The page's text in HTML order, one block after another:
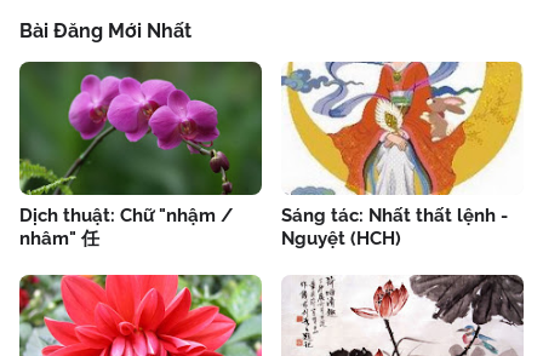
Bài Đăng Mới Nhất
Dịch thuật: Chữ "nhậm /
nhâm" 任
Sáng tác: Nhất thất lệnh -
Nguyệt (HCH)